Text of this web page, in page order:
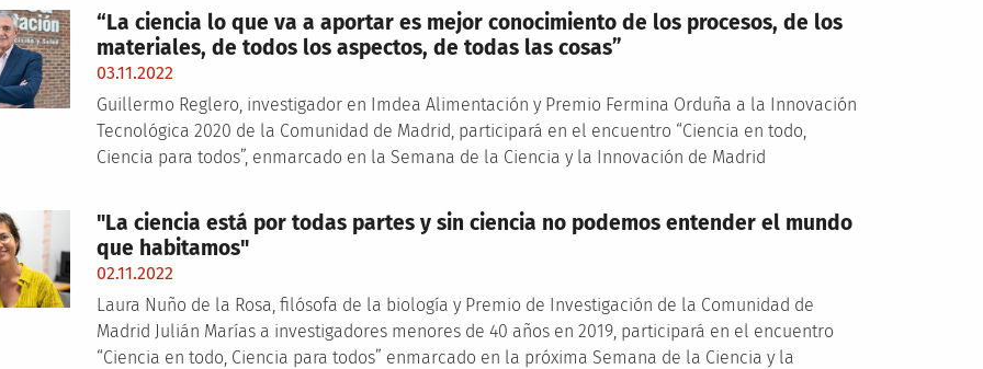
“La ciencia lo que va a aportar es mejor conocimiento de los procesos, de los
materiales, de todos los aspectos, de todas las cosas”
03.11.2022
Guillermo Reglero, investigador en Imdea Alimentación y Premio Fermina Orduña a la Innovación
Tecnológica 2020 de la Comunidad de Madrid, participará en el encuentro “Ciencia en todo,
Ciencia para todos”, enmarcado en la Semana de la Ciencia y la Innovación de Madrid
"La ciencia está por todas partes y sin ciencia no podemos entender el mundo
que habitamos"
02.11.2022
Laura Nuño de la Rosa, filósofa de la biología y Premio de Investigación de la Comunidad de
Madrid Julián Marías a investigadores menores de 40 años en 2019, participará en el encuentro
“Ciencia en todo, Ciencia para todos” enmarcado en la próxima Semana de la Ciencia y la